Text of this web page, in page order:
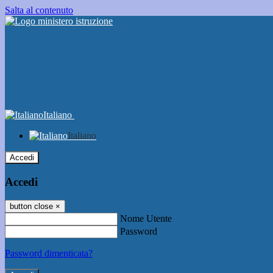
Salta al contenuto
Italiano
Italiano
Accedi
Accedi
button close ×
Nome Utente
Password
Password dimenticata?